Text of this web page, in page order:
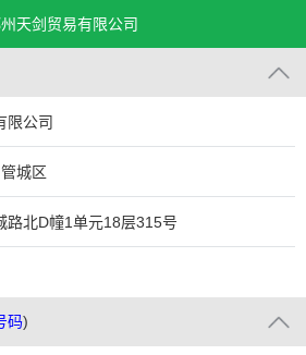
天剑贸易有限公司
限公司
城区
北D幢1单元18层315号
码)